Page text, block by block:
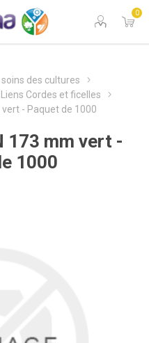
0
des cultures
Liens Cordes et ficelles
vert - Paquet de 1000
173 mm vert -
1000